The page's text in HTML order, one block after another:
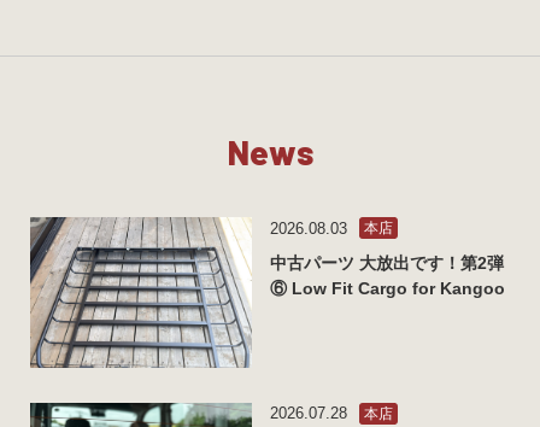
News
2026.08.03 本店
中古パーツ 大放出です！第2弾
⑥ Low Fit Cargo for Kangoo
2026.07.28 本店